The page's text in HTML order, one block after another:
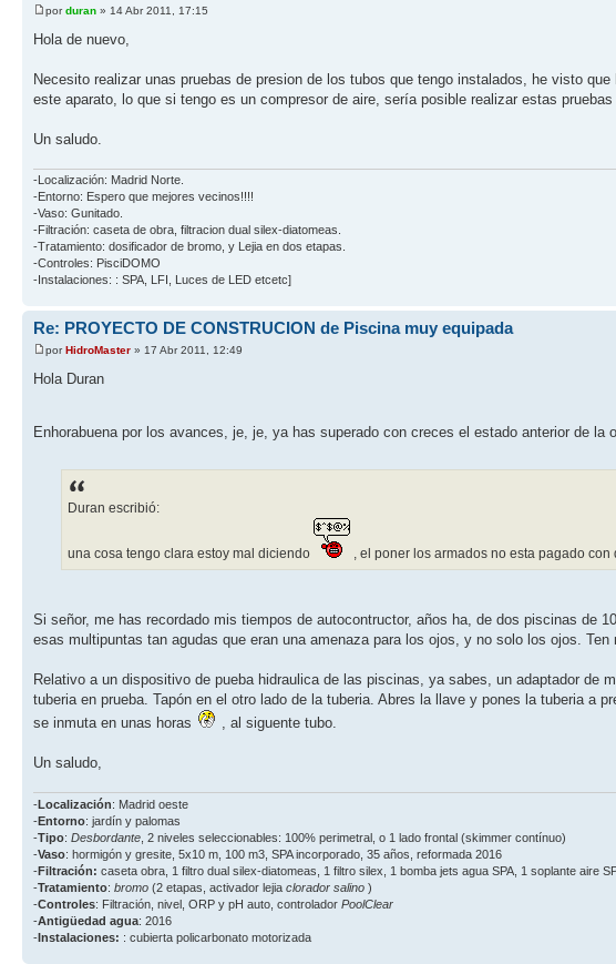
porduran » 14 Abr 2011, 17:15
Hola de nuevo,
Necesito realizar unas pruebas de presion de los tubos que tengo instalados, he visto
este aparato, lo que si tengo es un compresor de aire, sería posible realizar estas
Un saludo.
-Localización: Madrid Norte.
-Entorno: Espero que mejores vecinos!!!!
-Vaso: Gunitado.
-Filtración: caseta de obra, filtracion dual silex-diatomeas.
-Tratamiento: dosificador de bromo, y Lejia en dos etapas.
-Controles: PisciDOMO
-Instalaciones: : SPA, LFI, Luces de LED etcetc]
Re: PROYECTO DE CONSTRUCION de Piscina muy equipada
porHidroMaster » 17 Abr 2011, 12:49
Hola Duran
Enhorabuena por los avances, je, je, ya has superado con creces el estado anterior de la
Duran escribió:
una cosa tengo clara estoy mal diciendo , el poner los armados no esta pagado
Si señor, me has recordado mis tiempos de autocontructor, años ha, de dos piscinas de
esas multipuntas tan agudas que eran una amenaza para los ojos, y no solo los ojos.
Relativo a un dispositivo de pueba hidraulica de las piscinas, ya sabes, un adaptador de
tuberia en prueba. Tapón en el otro lado de la tuberia. Abres la llave y pones la tuberia a
se inmuta en unas horas
, al siguente tubo.
Un saludo,
-Localización: Madrid oeste
-Entorno: jardín y palomas
-Tipo: Desbordante , 2 niveles seleccionables: 100% perimetral, o 1 lado frontal (skimmer contínuo)
-Vaso: hormigón y gresite, 5x10 m, 100 m3, SPA incorporado, 35 años, reformada 2016
-Filtración: caseta obra, 1 filtro dual silex-diatomeas, 1 filtro silex, 1 bomba jets agua SPA, 1 soplante aire
-Tratamiento: bromo (2 etapas, activador lejia clorador salino )
-Controles: Filtración, nivel, ORP y pH auto, controlador PoolClear
-Antigüedad agua: 2016
-Instalaciones: : cubierta policarbonato motorizada